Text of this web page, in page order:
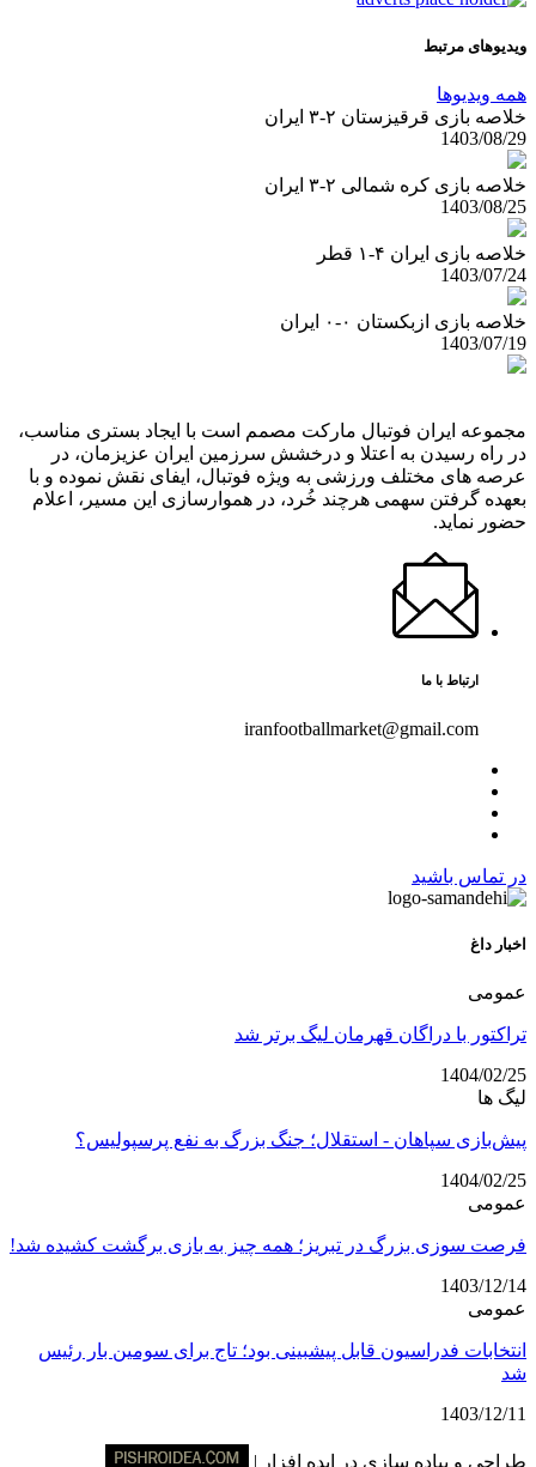
ویدیوهای مرتبط
همه ویدیوها
خلاصه بازی قرقیزستان ۲-۳ ایران
1403/08/29
خلاصه بازی کره شمالی ۲-۳ ایران
1403/08/25
خلاصه بازی ایران ۴-۱ قطر
1403/07/24
خلاصه بازی ازبکستان ۰-۰ ایران
1403/07/19
مجموعه ایران فوتبال مارکت مصمم است با ایجاد بستری مناسب،
در راه رسیدن به اعتلا و درخشش سرزمین ایران عزیزمان، در
عرصه های مختلف ورزشی به ویژه فوتبال، ایفای نقش نموده و با
بعهده گرفتن سهمی هرچند خُرد، در هموارسازی این مسیر، اعلام
حضور نماید.
ارتباط با ما
iranfootballmarket@gmail.com
در تماس باشید
اخبار داغ
عمومی
تراکتور با دراگان قهرمان لیگ برتر شد
1404/02/25
لیگ ها
پیش‌بازی سپاهان - استقلال؛ جنگ بزرگ به نفع پرسپولیس؟
1404/02/25
عمومی
فرصت سوزی بزرگ در تبریز؛ همه چیز به بازی برگشت کشیده شد!
1403/12/14
عمومی
انتخابات فدراسیون قابل پیشبینی بود؛ تاج برای سومین بار رئیس
شد
1403/12/11
طراحی و پیاده سازی در ایده افزار |